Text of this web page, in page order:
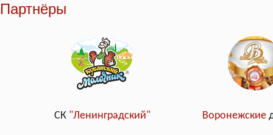
Партнёры
СК "Ленинградский" Воронежские